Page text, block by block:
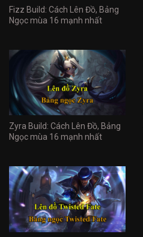
Fizz Build: Cách Lên Đồ, Bảng
Ngọc mùa 16 mạnh nhất
Zyra Build: Cách Lên Đồ, Bảng
Ngọc mùa 16 mạnh nhất